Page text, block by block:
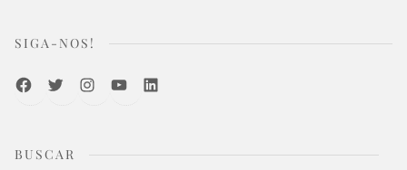
SIGA-NOS!
FacebookTwitterInstagramYoutubeLinkedIn
BUSCAR